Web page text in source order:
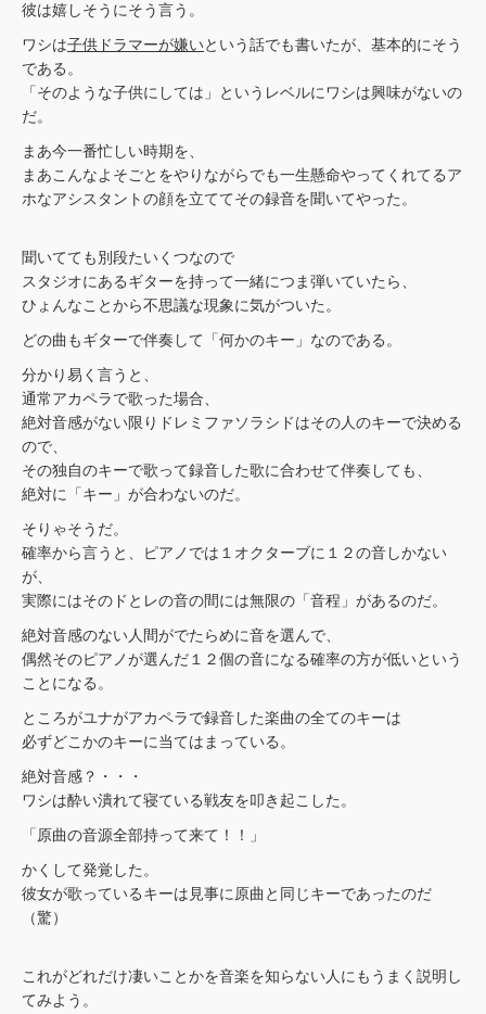
彼は嬉しそうにそう言う。
ワシは子供ドラマーが嫌いという話でも書いたが、基本的にそう
である。
「そのような子供にしては」というレベルにワシは興味がないの
だ。
まあ今一番忙しい時期を、
まあこんなよそごとをやりながらでも一生懸命やってくれてるア
ホなアシスタントの顔を立ててその録音を聞いてやった。
聞いてても別段たいくつなので
スタジオにあるギターを持って一緒につま弾いていたら、
ひょんなことから不思議な現象に気がついた。
どの曲もギターで伴奏して「何かのキー」なのである。
分かり易く言うと、
通常アカペラで歌った場合、
絶対音感がない限りドレミファソラシドはその人のキーで決める
ので、
その独自のキーで歌って録音した歌に合わせて伴奏しても、
絶対に「キー」が合わないのだ。
そりゃそうだ。
確率から言うと、ピアノでは１オクターブに１２の音しかない
が、
実際にはそのドとレの音の間には無限の「音程」があるのだ。
絶対音感のない人間がでたらめに音を選んで、
偶然そのピアノが選んだ１２個の音になる確率の方が低いという
ことになる。
ところがユナがアカペラで録音した楽曲の全てのキーは
必ずどこかのキーに当てはまっている。
絶対音感？・・・
ワシは酔い潰れて寝ている戦友を叩き起こした。
「原曲の音源全部持って来て！！」
かくして発覚した。
彼女が歌っているキーは見事に原曲と同じキーであったのだ
（驚）
これがどれだけ凄いことかを音楽を知らない人にもうまく説明し
てみよう。